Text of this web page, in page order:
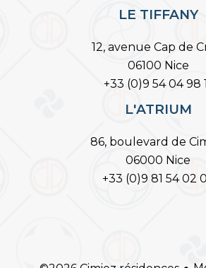
LE TIFFANY
12, avenue Cap de
06100 Nice
+33 (0)9 54 04 98
L'ATRIUM
86, boulevard de
06000 Nice
+33 (0)9 81 54 02